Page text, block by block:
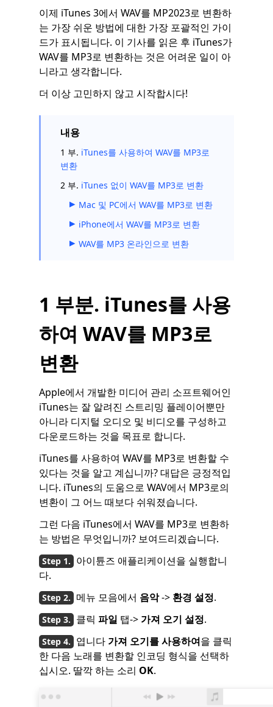
이제 iTunes 3에서 WAV를 MP2023로 변환하
는 가장 쉬운 방법에 대한 가장 포괄적인 가이
드가 표시됩니다. 이 기사를 읽은 후 iTunes가
WAV를 MP3로 변환하는 것은 어려운 일이 아
니라고 생각합니다.
더 이상 고민하지 않고 시작합시다!
내용
1 부. iTunes를 사용하여 WAV를 MP3로
변환
2 부. iTunes 없이 WAV를 MP3로 변환
Mac 및 PC에서 WAV를 MP3로 변환
iPhone에서 WAV를 MP3로 변환
WAV를 MP3 온라인으로 변환
1 부분. iTunes를 사용
하여 WAV를 MP3로
변환
Apple에서 개발한 미디어 관리 소프트웨어인
iTunes는 잘 알려진 스트리밍 플레이어뿐만
아니라 디지털 오디오 및 비디오를 구성하고
다운로드하는 것을 목표로 합니다.
iTunes를 사용하여 WAV를 MP3로 변환할 수
있다는 것을 알고 계십니까? 대답은 긍정적입
니다. iTunes의 도움으로 WAV에서 MP3로의
변환이 그 어느 때보다 쉬워졌습니다.
그런 다음 iTunes에서 WAV를 MP3로 변환하
는 방법은 무엇입니까? 보여드리겠습니다.
아이튠즈 애플리케이션을 실행합니
다.
메뉴 모음에서 음악-> 환경 설정.
클릭 파일 탭-> 가져 오기 설정.
엽니다 가져 오기를 사용하여을 클릭
한 다음 노래를 변환할 인코딩 형식을 선택하
십시오. 딸깍 하는 소리 OK.